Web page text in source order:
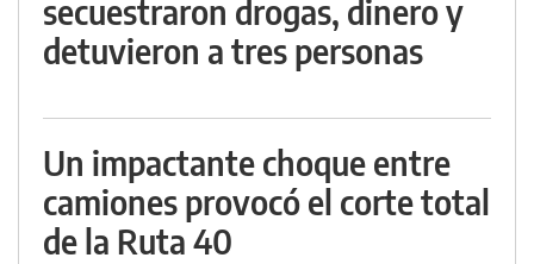
secuestraron drogas, dinero y
detuvieron a tres personas
Un impactante choque entre
camiones provocó el corte total
de la Ruta 40